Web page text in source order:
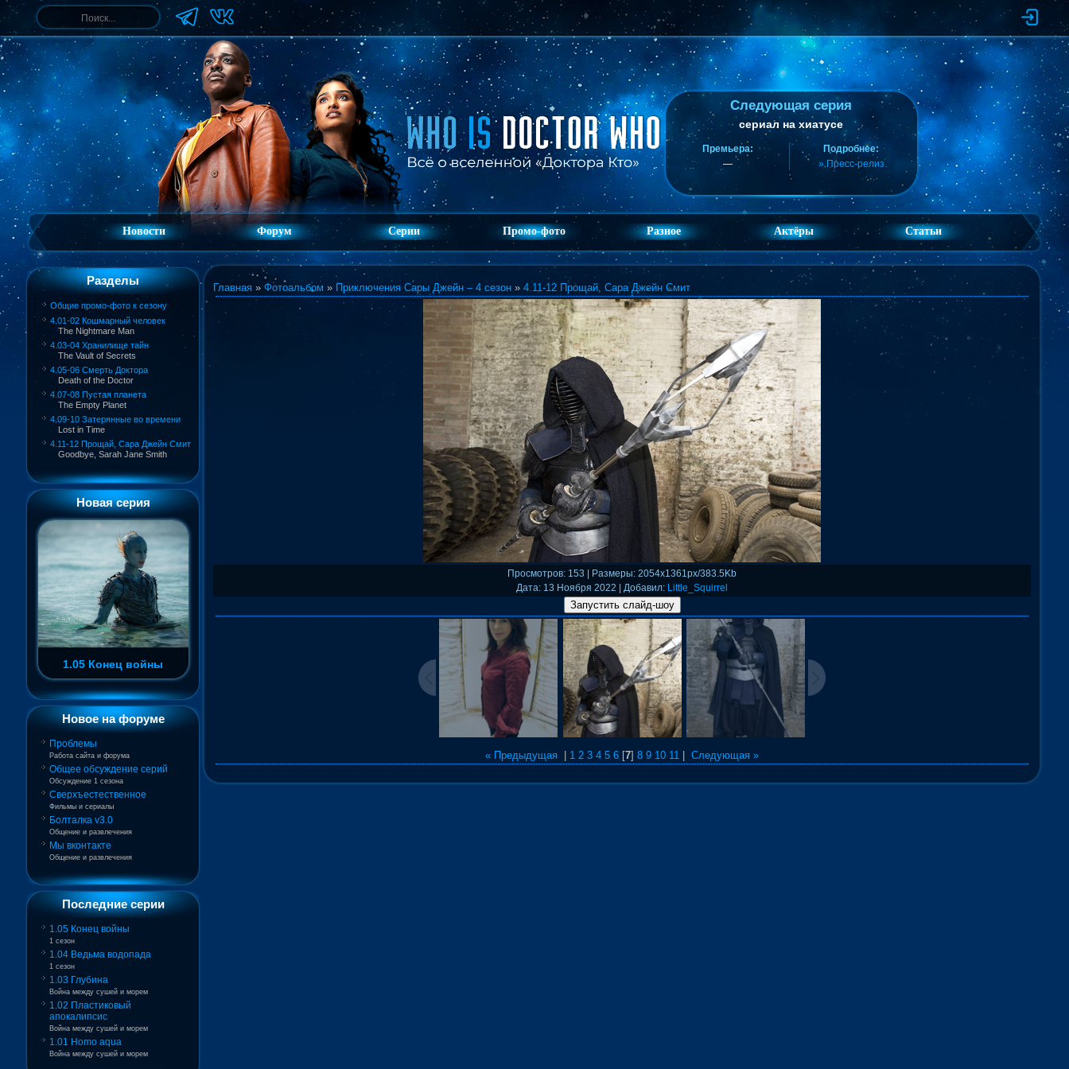
Следующая серия
сериал на хиатусе
Премьера:
—
Подробнее:
» Пресс-релиз
Новости Форум Серии Промо-фото Разное Актёры Статьи
Разделы
Общие промо-фото к сезону
4.01-02 Кошмарный человек
The Nightmare Man
4.03-04 Хранилище тайн
The Vault of Secrets
4.05-06 Смерть Доктора
Death of the Doctor
4.07-08 Пустая планета
The Empty Planet
4.09-10 Затерянные во времени
Lost in Time
4.11-12 Прощай, Сара Джейн Смит
Goodbye, Sarah Jane Smith
Новая серия
1.05 Конец войны
Новое на форуме
Проблемы
Работа сайта и форума
Общее обсуждение серий
Обсуждение 1 сезона
Сверхъестественное
Фильмы и сериалы
Болталка v3.0
Общение и развлечения
Мы вконтакте
Общение и развлечения
Последние серии
1.05 Конец войны
1 сезон
1.04 Ведьма водопада
1 сезон
1.03 Глубина
Война между сушей и морем
1.02 Пластиковый
апокалипсис
Война между сушей и морем
1.01 Homo aqua
Война между сушей и морем
Главная » Фотоальбом » Приключения Сары Джейн – 4 сезон » 4.11-12 Прощай, Сара Джейн Смит
Просмотров: 153 | Размеры: 2054x1361px/383.5Kb
Дата: 13 Ноября 2022 | Добавил: Little_Squirrel
« Предыдущая 1 2 3 4 5 6 [7] 8 9 10 11 Следующая »